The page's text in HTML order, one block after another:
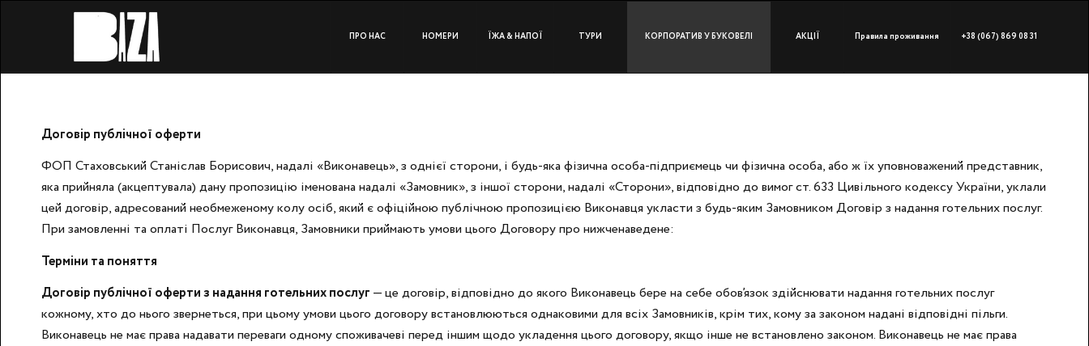
ПРО НАС НОМЕРИ ЇЖА & НАПОЇ ТУРИ КОРПОРАТИВ У БУКОВЕЛІ АКЦІЇ Правила проживання +38 (067) 869 08 31
Договір публічної оферти
ФОП Стаховський Станіслав Борисович, надалі «Виконавець», з однієї сторони, і будь-яка фізична особа-підприємець чи фізична особа, або ж їх уповноважений представник,
яка прийняла (акцептувала) дану пропозицію іменована надалі «Замовник», з іншої сторони, надалі «Сторони», відповідно до вимог ст. 633 Цивільного кодексу України, уклали
цей договір, адресований необмеженому колу осіб, який є офіційною публічною пропозицією Виконавця укласти з будь-яким Замовником Договір з надання готельних послуг.
При замовленні та оплаті Послуг Виконавця, Замовники приймають умови цього Договору про нижченаведене:
Терміни та поняття
Договір публічної оферти з надання готельних послуг — це договір, відповідно до якого Виконавець бере на себе обов’язок здійснювати надання готельних послуг
кожному, хто до нього звернеться, при цьому умови цього договору встановлюються однаковими для всіх Замовників, крім тих, кому за законом надані відповідні пільги.
Виконавець не має права надавати переваги одному споживачеві перед іншим щодо укладення цього договору, якщо інше не встановлено законом. Виконавець не має права